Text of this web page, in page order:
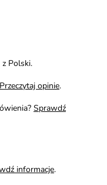
z Polski.
Przeczytaj opinie.
Sprawdź
informacje.